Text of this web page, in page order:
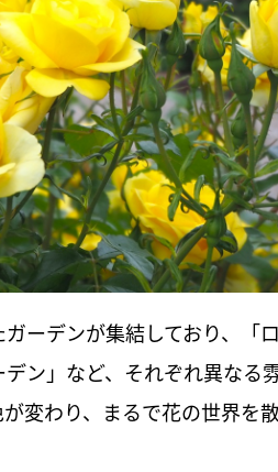
ーデンが集結しており、「
ン」など、それぞれ異なる
変わり、まるで花の世界を